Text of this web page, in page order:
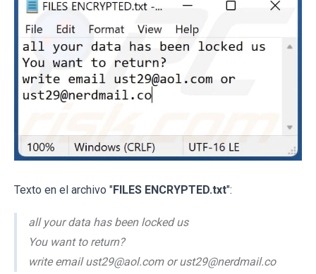
Texto en el archivo "FILES ENCRYPTED.txt":
all your data has been locked us
You want to return?
write email ust29@aol.com or ust29@nerdmail.co